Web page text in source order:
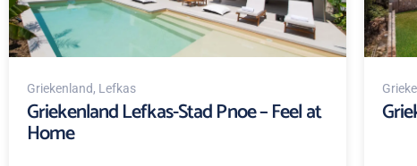
Griekenland, Lefkas
Griekenland Lefkas-Stad Pnoe – Feel at
Home